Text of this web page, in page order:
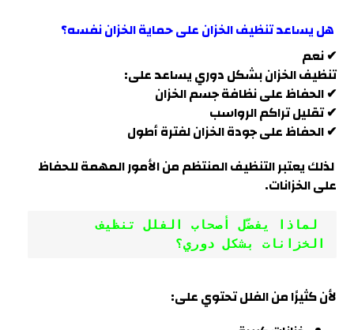
هل يساعد تنظيف الخزان على حماية الخزان نفسه؟
✔ نعم
تنظيف الخزان بشكل دوري يساعد على:
✔ الحفاظ على نظافة جسم الخزان
✔ تقليل تراكم الرواسب
✔ الحفاظ على جودة الخزان لفترة أطول
لذلك يعتبر التنظيف المنتظم من الأمور المهمة للحفاظ
على الخزانات.
لماذا يفضّل أصحاب الفلل تنظيف
الخزانات بشكل دوري؟
لأن كثيرًا من الفلل تحتوي على: